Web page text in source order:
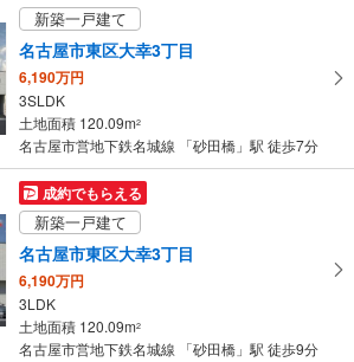
新築一戸建て
名古屋市東区大幸3丁目
6,190万円
3SLDK
土地面積 120.09m2
名古屋市営地下鉄名城線 「砂田橋」駅 徒歩7分
成約でもらえる
新築一戸建て
名古屋市東区大幸3丁目
6,190万円
3LDK
土地面積 120.09m2
名古屋市営地下鉄名城線 「砂田橋」駅 徒歩9分